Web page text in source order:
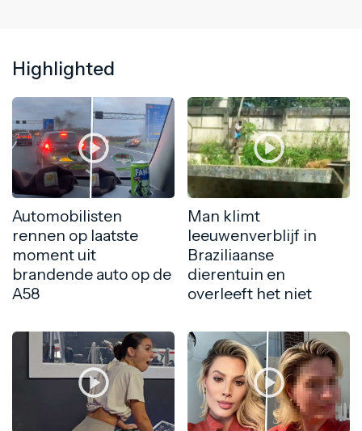
Highlighted
Automobilisten
rennen op laatste
moment uit
brandende auto op de
A58
Man klimt
leeuwenverblijf in
Braziliaanse
dierentuin en
overleeft het niet